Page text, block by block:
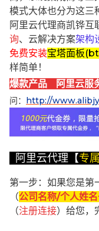
模式大体也分为这三
阿里云代理商凯铧互
询、云解决方案架构
免费安装宝塔面板
样简单！
爆款产品 阿里云服
问： http://
阿里云代理【专
第一步：如果您是第
（公司名称/个人姓
（注册连接）给您，